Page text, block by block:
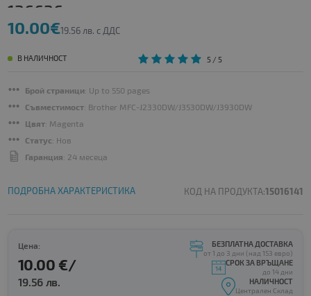
136636
10.00€19.56 лв. с ДДС
В НАЛИЧНОСТ 5/ 5
Брой страници: Up to 550 pages
Съвместимост: Brother MFC-J2330DW/J3530DW/J3930DW
Цвят: Magenta
Статус: Нов
Гаранция: 24 месеца
ПОДРОБНА ХАРАКТЕРИСТИКА КОД НА ПРОДУКТА:15016141
Цена:
10.00 €/
19.56 лв.
БЕЗПЛАТНА ДОСТАВКА
от 1 до 3 дни (над 153 евро)
СРОК ЗА ВРЪЩАНЕ
до 14 дни
НАЛИЧНОСТ
Централен Склад